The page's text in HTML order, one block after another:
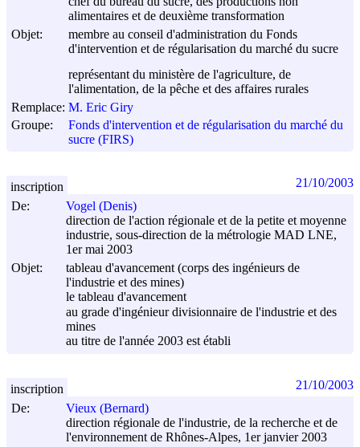
alimentaires et de deuxième transformation
Objet:
membre au conseil d'administration du Fonds
d'intervention et de régularisation du marché du sucre
représentant du ministère de l'agriculture, de
l'alimentation, de la pêche et des affaires rurales
Remplace: M. Eric Giry
Groupe:
Fonds d'intervention et de régularisation du marché du
sucre (FIRS)
De:
Vogel (Denis)
direction de l'action régionale et de la petite et moyenne
industrie, sous-direction de la métrologie MAD LNE,
1er mai 2003
Objet:
tableau d'avancement (corps des ingénieurs de
l'industrie et des mines)
le tableau d'avancement
au grade d'ingénieur divisionnaire de l'industrie et des
mines
au titre de l'année 2003 est établi
inscription 21/10/2003
De:
Vieux (Bernard)
direction régionale de l'industrie, de la recherche et de
l'environnement de Rhônes-Alpes, 1er janvier 2003
inscription 21/10/2003